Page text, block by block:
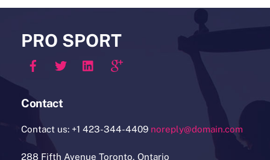
PRO SPORT
Contact
Contact us: +1 423-344-4409 noreply@domain.com
288 Fifth Avenue Toronto, Ontario